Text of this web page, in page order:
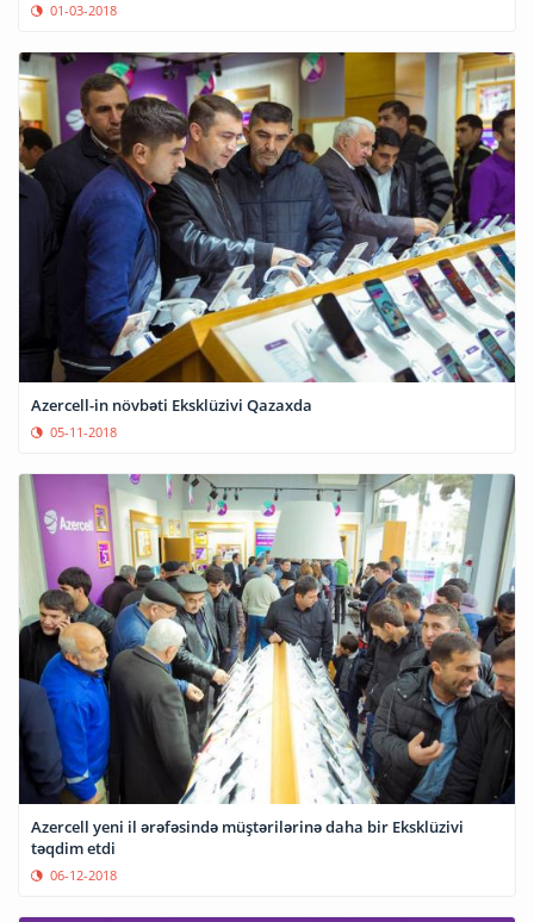
01-03-2018
Azercell-in növbəti Eksklüzivi Qazaxda
05-11-2018
Azercell yeni il ərəfəsində müştərilərinə daha bir Eksklüzivi
təqdim etdi
06-12-2018